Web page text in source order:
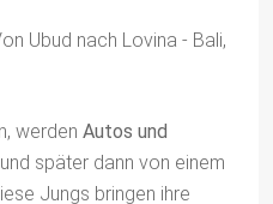
werden Autos und
und später dann von einem
Jungs bringen ihre